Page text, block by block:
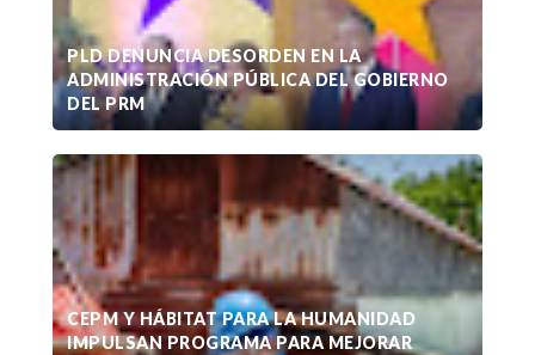
PLD DENUNCIA DESORDEN EN LA
ADMINISTRACIÓN PÚBLICA DEL GOBIERNO
DEL PRM
CEPM Y HÁBITAT PARA LA HUMANIDAD
IMPULSAN PROGRAMA PARA MEJORAR